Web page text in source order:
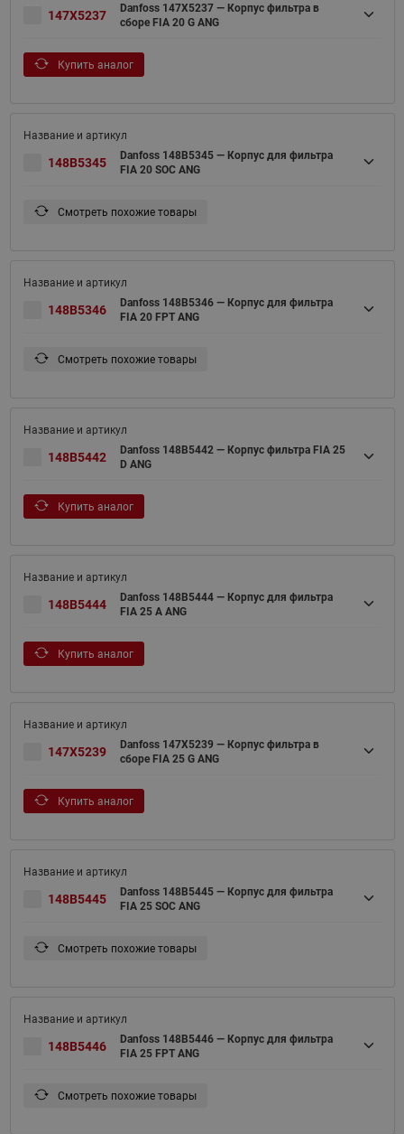
147X5237
Danfoss 147X5237 — Корпус фильтра в
сборе FIA 20 G ANG
Купить аналог
148B5345
Danfoss 148B5345 — Корпус для фильтра
FIA 20 SOC ANG
Смотреть похожие товары
148B5346
Danfoss 148B5346 — Корпус для фильтра
FIA 20 FPT ANG
Смотреть похожие товары
148B5442
Danfoss 148B5442 — Корпус фильтра FIA 25
D ANG
Купить аналог
148B5444
Danfoss 148B5444 — Корпус для фильтра
FIA 25 A ANG
Купить аналог
147X5239
Danfoss 147X5239 — Корпус фильтра в
сборе FIA 25 G ANG
Купить аналог
148B5445
Danfoss 148B5445 — Корпус для фильтра
FIA 25 SOC ANG
Смотреть похожие товары
148B5446
Danfoss 148B5446 — Корпус для фильтра
FIA 25 FPT ANG
Смотреть похожие товары